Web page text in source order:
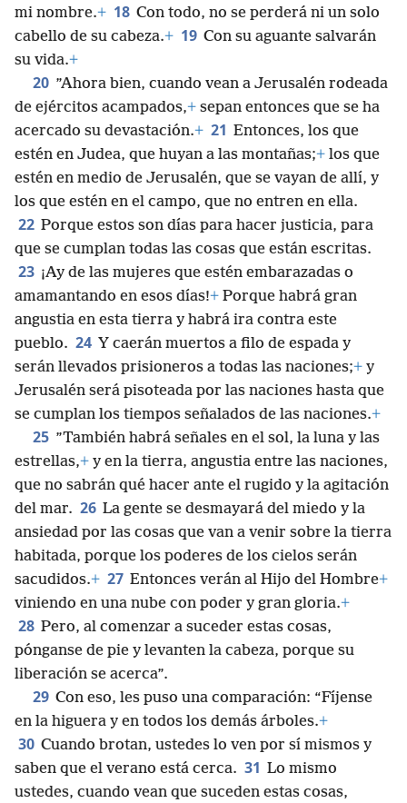
mi nombre.+ 18 Con todo, no se perderá ni un solo
cabello de su cabeza.+ 19 Con su aguante salvarán
su vida.+
20 ”Ahora bien, cuando vean a Jerusalén rodeada
de ejércitos acampados,+ sepan entonces que se ha
acercado su devastación.+ 21 Entonces, los que
estén en Judea, que huyan a las montañas;+ los que
estén en medio de Jerusalén, que se vayan de allí, y
los que estén en el campo, que no entren en ella.
22 Porque estos son días para hacer justicia, para
que se cumplan todas las cosas que están escritas.
23 ¡Ay de las mujeres que estén embarazadas o
amamantando en esos días!+ Porque habrá gran
angustia en esta tierra y habrá ira contra este
pueblo. 24 Y caerán muertos a filo de espada y
serán llevados prisioneros a todas las naciones;+ y
Jerusalén será pisoteada por las naciones hasta que
se cumplan los tiempos señalados de las naciones.+
25 ”También habrá señales en el sol, la luna y las
estrellas,+ y en la tierra, angustia entre las naciones,
que no sabrán qué hacer ante el rugido y la agitación
del mar. 26 La gente se desmayará del miedo y la
ansiedad por las cosas que van a venir sobre la tierra
habitada, porque los poderes de los cielos serán
sacudidos.+ 27 Entonces verán al Hijo del Hombre+
viniendo en una nube con poder y gran gloria.+
28 Pero, al comenzar a suceder estas cosas,
pónganse de pie y levanten la cabeza, porque su
liberación se acerca”.
29 Con eso, les puso una comparación: “Fíjense
en la higuera y en todos los demás árboles.+
30 Cuando brotan, ustedes lo ven por sí mismos y
saben que el verano está cerca. 31 Lo mismo
ustedes, cuando vean que suceden estas cosas,